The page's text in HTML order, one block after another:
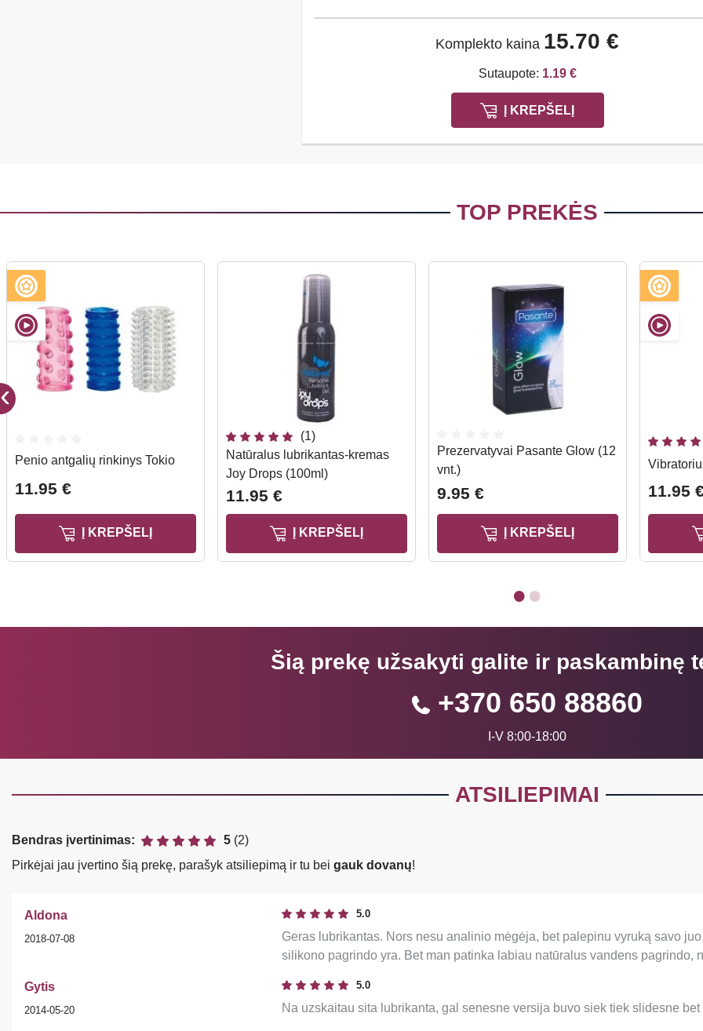
Komplekto kaina 15.70 €
Sutaupote: 1.19 €
Į KREPŠELĮ
TOP PREKĖS
Penio antgalių rinkinys Tokio
11.95 €
Į KREPŠELĮ
(1)
Natūralus lubrikantas-kremas
Joy Drops (100ml)
11.95 €
Į KREPŠELĮ
Prezervatyvai Pasante Glow (12
vnt.)
9.95 €
Į KREPŠELĮ
11.95
Šią prekę užsakyti galite ir paskambinę
+370 650 88860
I-V 8:00-18:00
ATSILIEPIMAI
Bendras įvertinimas: 5 (2)
Pirkėjai jau įvertino šią prekę, parašyk atsiliepimą ir tu bei gauk dovanų!
Aldona
2018-07-08
5.0
Geras lubrikantas. Nors nesu analinio mėgėja, bet palepinu vyruką savo
silikono pagrindo yra. Bet man patinka labiau natūralus vandens
Gytis
2014-05-20
5.0
Na uzskaitau sita lubrikanta, gal senesne versija buvo siek tiek slidesne